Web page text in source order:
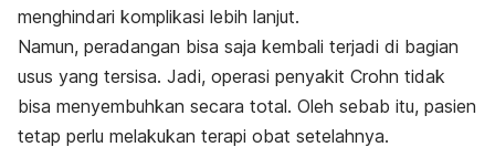
menghindari komplikasi lebih lanjut.
Namun, peradangan bisa saja kembali terjadi di bagian
usus yang tersisa. Jadi, operasi penyakit Crohn tidak
bisa menyembuhkan secara total. Oleh sebab itu, pasien
tetap perlu melakukan terapi obat setelahnya.